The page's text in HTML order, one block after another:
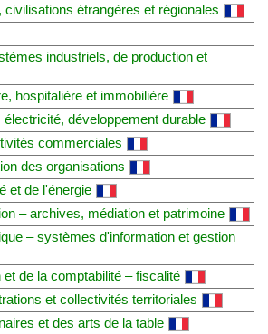
civilisations étrangères et régionales
industriels, de production et
hospitalière et immobilière
développement durable
commerciales
des organisations
et de l'énergie
– archives, médiation et patrimoine
– systèmes d'information et gestion
de la comptabilité – fiscalité
et collectivités territoriales
et des arts de la table